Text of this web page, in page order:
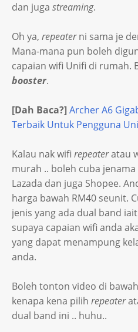
dan juga streaming.
Oh ya, repeaterni sama je
Mana-mana pun boleh
capaian wifi Unifi di rumah.
booster.
[Dah Baca?]Archer A6
Terbaik Untuk Pengguna
Kalau nak wifi repeateratau
murah .. boleh cuba
Lazada dan juga Shopee.
harga bawah RM40 seunit.
jenis yang ada dual band
supaya capaian wifi anda
yang dapat menampung
anda.
Boleh tonton video di
kenapa kena pilih repeater
dual band ini .. huhu..